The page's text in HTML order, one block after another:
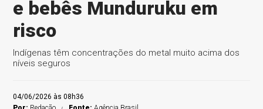
e bebês Munduruku em
risco
Indígenas têm concentrações do metal muito acima dos
níveis seguros
04/06/2026 às 08h36